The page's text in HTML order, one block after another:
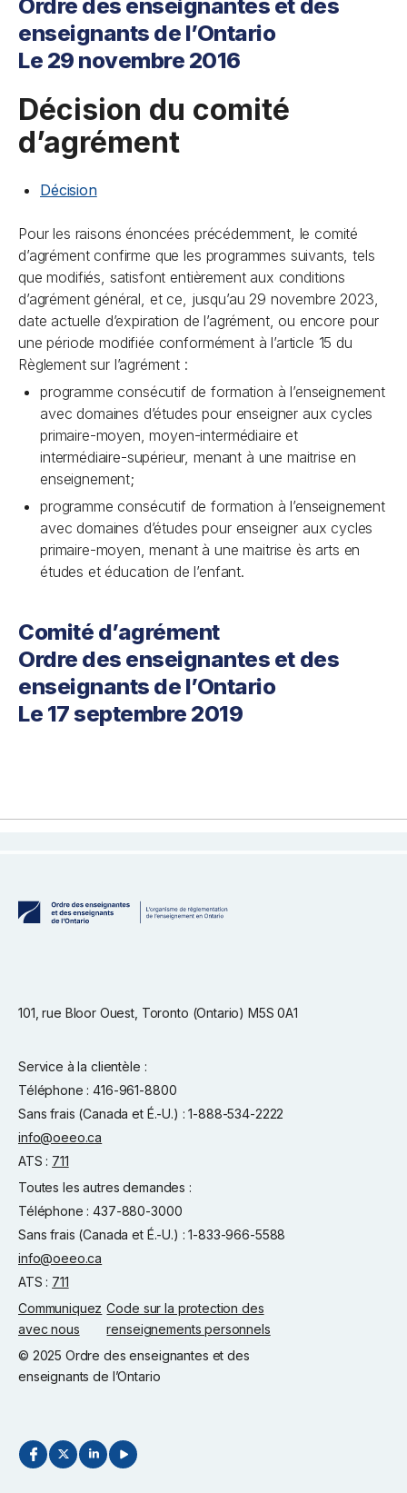
Ordre des enseignantes et des
enseignants de l’Ontario
Le 29 novembre 2016
Décision du comité
d’agrément
Décision
Pour les raisons énoncées précédemment, le comité
d’agrément confirme que les programmes suivants,tels
que modifiés, satisfont entièrement aux conditions
d’agrément général, et ce, jusqu’au 29 novembre 2023,
date actuelle d’expiration de l’agrément, ou encore pour
une période modifiée conformément à l’article 15 du
Règlement sur l’agrément :
programme consécutif de formation à l’enseignement
avec domaines d’études pour enseigner aux cycles
primaire-moyen, moyen-intermédiaire et
intermédiaire-supérieur, menant à une maitrise en
enseignement;
programme consécutif de formation à l’enseignement
avec domaines d’études pour enseigner aux cycles
primaire-moyen, menant à une maitrise ès arts en
études et éducation de l’enfant.
Comité d’agrément
Ordre des enseignantes et des
enseignants de l’Ontario
Le 17 septembre 2019
101, rue Bloor Ouest, Toronto (Ontario) M5S 0A1
Service à la clientèle :
Téléphone : 416-961-8800
Sans frais (Canada et É.-U.) : 1-888-534-2222
info@oeeo.ca
ATS : 711
Toutes les autres demandes :
Téléphone : 437-880-3000
Sans frais (Canada et É.-U.) : 1-833-966-5588
info@oeeo.ca
ATS : 711
Communiquez
avec nous
Code sur la protection des
renseignements personnels
© 2025 Ordre des enseignantes et des
enseignants de l’Ontario